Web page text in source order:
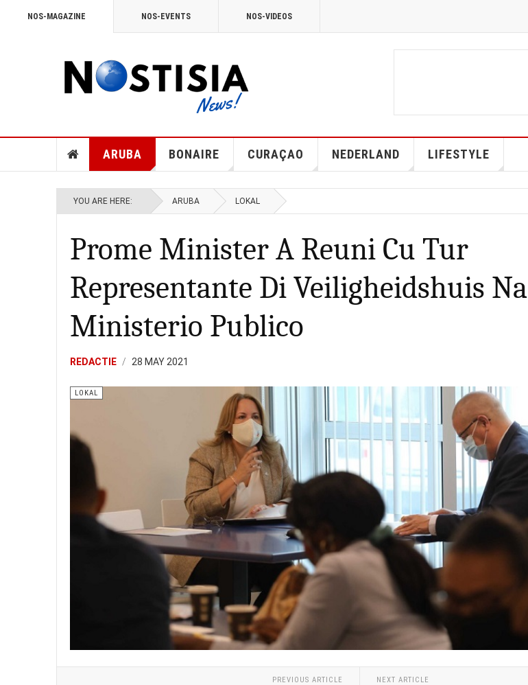
NOS-MAGAZINE NOS-EVENTS NOS-VIDEOS
ARUBA BONAIRE CURAÇAO NEDERLAND LIFESTYLE
YOU ARE HERE: ARUBA LOKAL
Prome Minister A Reuni Cu Tur
Representante Di Veiligheidshuis Na
Ministerio Publico
REDACTIE 28 MAY 2021
LOKAL
PREVIOUS ARTICLE NEXT ARTICLE